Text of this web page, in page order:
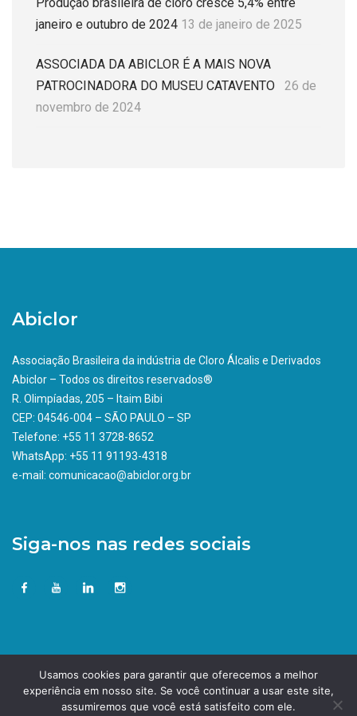
janeiro e outubro de 2024 13 de janeiro de 2025
ASSOCIADA DA ABICLOR É A MAIS NOVA
PATROCINADORA DO MUSEU CATAVENTO
26 de
novembro de 2024
Abiclor
Associação Brasileira da indústria de Cloro Álcalis e Derivados
Abiclor – Todos os direitos reservados®
R. Olimpíadas, 205 – Itaim Bibi
CEP: 04546-004 – SÃO PAULO – SP
Telefone: +55 11 3728-8652
WhatsApp: +55 11 91193-4318
e-mail: comunicacao@abiclor.org.br
Siga-nos nas redes sociais
Usamos cookies para garantir que oferecemos a melhor
experiência em nosso site. Se você continuar a usar este site,
assumiremos que você está satisfeito com ele.